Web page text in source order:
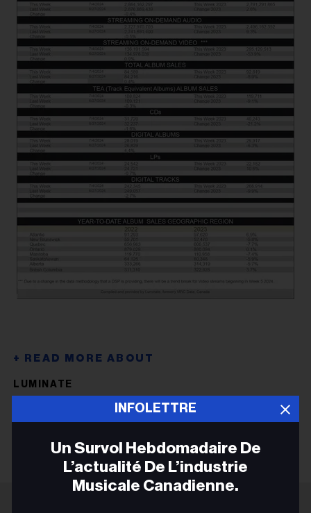
LUMINATE
INFOLETTRE
Un Survol Hebdomadaire De
L’actualité De L’industrie
Musicale Canadienne.